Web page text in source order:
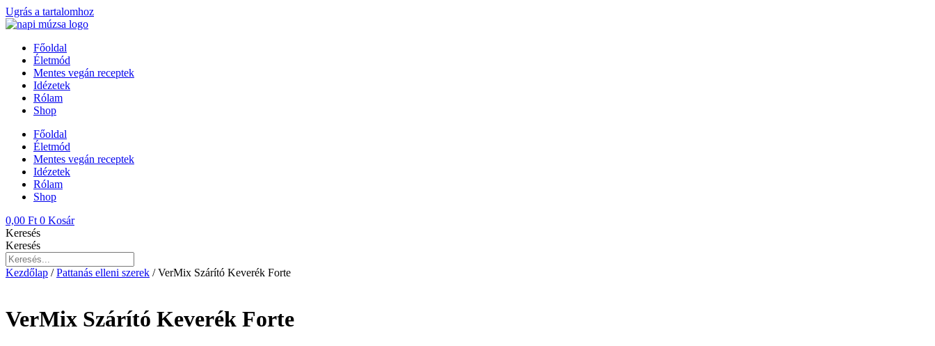
Ugrás a tartalomhoz
Főoldal
Életmód
Mentes vegán receptek
Idézetek
Rólam
Shop
Főoldal
Életmód
Mentes vegán receptek
Idézetek
Rólam
Shop
0,00 Ft 0 Kosár
Keresés
Keresés
Kezdőlap /Pattanás elleni szerek / VerMix Szárító Keverék Forte
VerMix Szárító Keverék Forte